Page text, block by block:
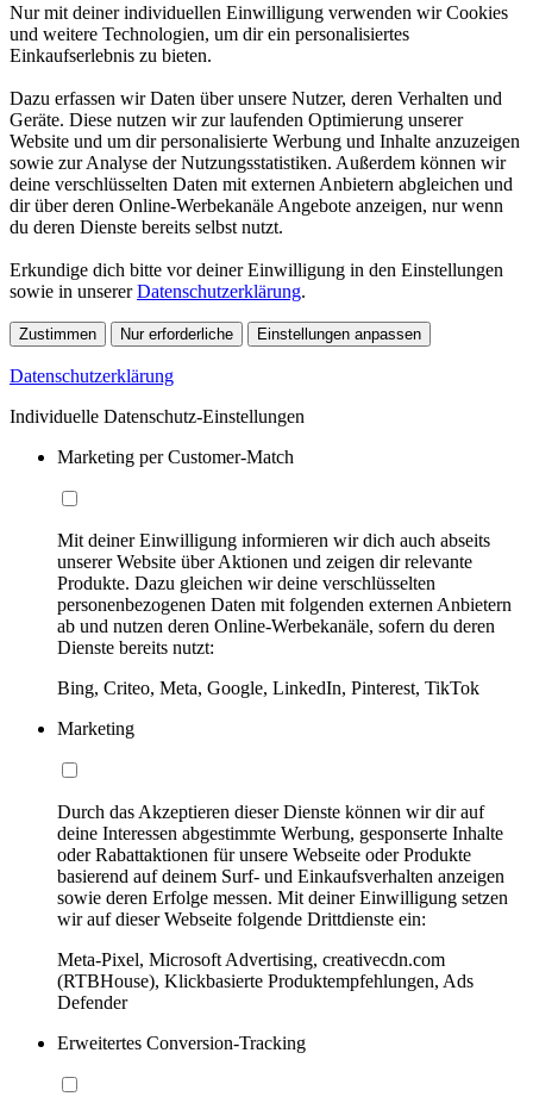
Nur mit deiner individuellen Einwilligung verwenden wir Cookies
und weitere Technologien, um dir ein personalisiertes
Einkaufserlebnis zu bieten.
Dazu erfassen wir Daten über unsere Nutzer, deren Verhalten und
Geräte. Diese nutzen wir zur laufenden Optimierung unserer
Website und um dir personalisierte Werbung und Inhalte anzuzeigen
sowie zur Analyse der Nutzungsstatistiken. Außerdem können wir
deine verschlüsselten Daten mit externen Anbietern abgleichen und
dir über deren Online-Werbekanäle Angebote anzeigen, nur wenn
du deren Dienste bereits selbst nutzt.
Erkundige dich bitte vor deiner Einwilligung in den Einstellungen
sowie in unsererDatenschutzerklärung.
Zustimmen Nur erforderliche Einstellungen anpassen
Datenschutzerklärung
Individuelle Datenschutz-Einstellungen
Marketing per Customer-Match
Mit deiner Einwilligung informieren wir dich auch abseits
unserer Website über Aktionen und zeigen dir relevante
Produkte. Dazu gleichen wir deine verschlüsselten
personenbezogenen Daten mit folgenden externen Anbietern
ab und nutzen deren Online-Werbekanäle, sofern du deren
Dienste bereits nutzt:
Bing, Criteo, Meta, Google, LinkedIn, Pinterest, TikTok
Marketing
Durch das Akzeptieren dieser Dienste können wir dir auf
deine Interessen abgestimmte Werbung, gesponserte Inhalte
oder Rabattaktionen für unsere Webseite oder Produkte
basierend auf deinem Surf- und Einkaufsverhalten anzeigen
sowie deren Erfolge messen. Mit deiner Einwilligung setzen
wir auf dieser Webseite folgende Drittdienste ein:
Meta-Pixel, Microsoft Advertising, creativecdn.com
(RTBHouse), Klickbasierte Produktempfehlungen, Ads
Defender
Erweitertes Conversion-Tracking